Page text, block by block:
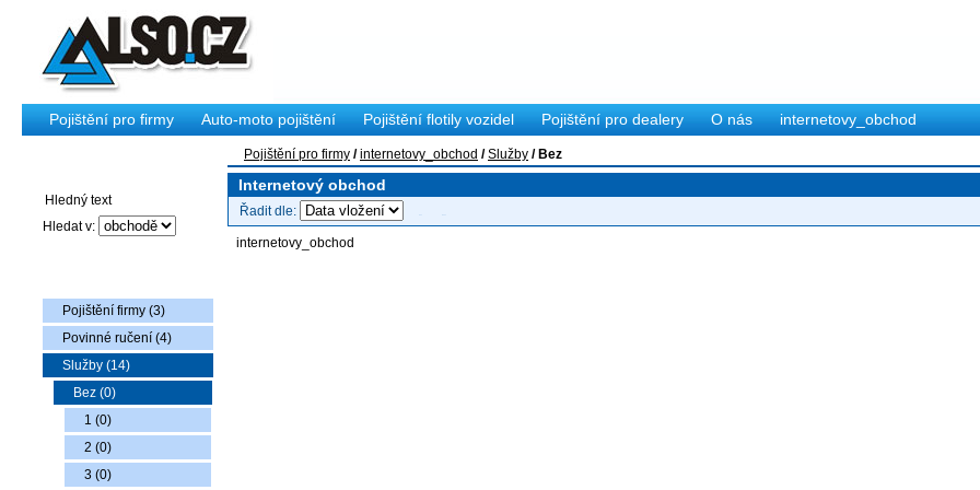
Hledat v:
Pojištění firmy (3)
Povinné ručení (4)
Služby (14)
Bez (0)
1 (0)
2 (0)
3 (0)
Pojištění pro firmy / internetovy_obchod / Služby / Bez
Internetový obchod
Řadit dle:
internetovy_obchod
Pojištění pro firmy Auto-moto pojištění Pojištění flotily vozidel Pojištění pro dealery O nás internetovy_obchod